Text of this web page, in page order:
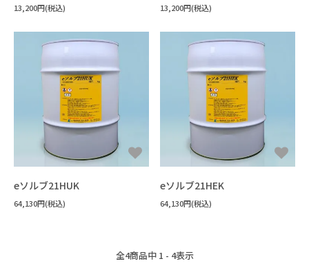
#作業者の健康面を重視
#乾燥性重視
#塩素系・炭化水素系代替
#臭素系代替
#フォンブリンオイルを洗浄したい
#塗装・ゴム・樹脂への影響が少ない
#塩化メチレン代替
#金属の被覆を除去したい
#太陽光パネルを分離したい
#フッ素オイルを希釈・溶解したい
#フッ素樹脂を分散させたい
#比重の高いものを分散させたい
#環境に配慮した溶剤
#ドライアイスより低温の冷媒
#PCの液浸冷却に使いたい
#-130℃より凝固点の低い液体
返品について
支払い方法について
特定商取引法に基づく表記
プライバシーポリシー
CORPORATE SITE
13,200円(税込) 13,200円(税込)
eソルブ21HUK
64,130円(税込)
eソルブ21HEK
64,130円(税込)
全4商品中 1 - 4表示